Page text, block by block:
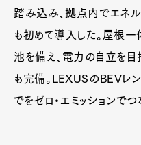
踏み込み、拠点内でエネ
も初めて導入した。屋根
池を備え、電力の自立を
も完備。LEXUSのBEVレ
でをゼロ・エミッションでつ